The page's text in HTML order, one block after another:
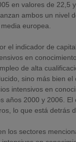
en valores de 22,5
ambos un nivel
europea.
el indicador de
en
de alta
sino más bien
intensivos en
años 2000 y 2006.
lo que está detrás
los sectores